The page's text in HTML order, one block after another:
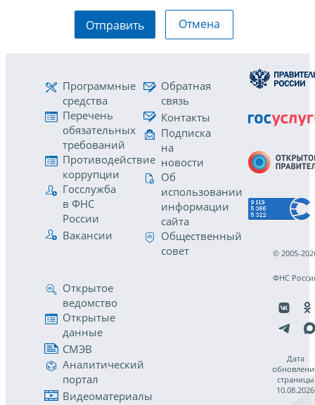
Отправить Отмена
Программные
средства
Перечень
обязательных
требований
Противодействие
коррупции
Госслужба
в ФНС
России
Вакансии
Обратная
связь
Контакты
Подписка
на
новости
Об
использовании
информации
сайта
Общественный
совет
Открытое
ведомство
Открытые
данные
СМЭВ
Аналитический
портал
Видеоматериалы
© 2005-
ФНС
Дата
страницы
10.08.2026